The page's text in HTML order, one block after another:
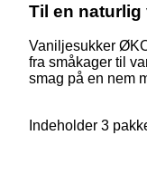
Til en
Vaniljesukker
fra småkager til
smag på en nem
Indeholder 3